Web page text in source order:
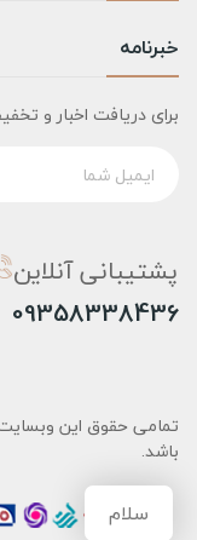
خبرنامه
برای دریافت اخبار و
پشتیبانی آنلاین
09358338436
تمامی حقوق این
باشد.
سلام